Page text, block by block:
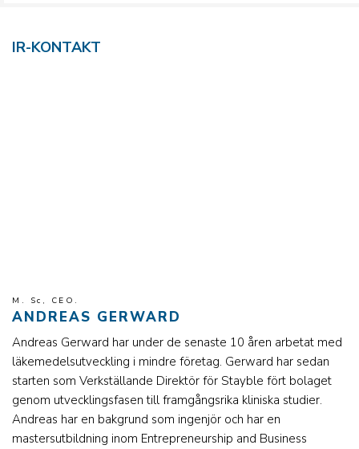
IR-KONTAKT
M. Sc, CEO.
ANDREAS GERWARD
Andreas Gerward har under de senaste 10 åren arbetat med
läkemedelsutveckling i mindre företag. Gerward har sedan
starten som Verkställande Direktör för Stayble fört bolaget
genom utvecklingsfasen till framgångsrika kliniska studier.
Andreas har en bakgrund som ingenjör och har en
mastersutbildning inom Entrepreneurship and Business